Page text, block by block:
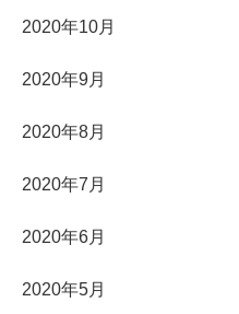
2020年10月
2020年9月
2020年8月
2020年7月
2020年6月
2020年5月